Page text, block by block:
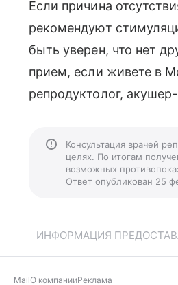
Если причина
рекомендуют
быть уверен, что нет
прием, если живете в
репродуктолог,
Консультация врачей
целях. По итогам
возможных
Ответ опубликован 25
ИНФОРМАЦИЯ
MailО компанииРеклама